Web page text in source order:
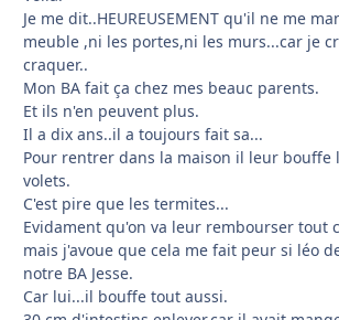
Je me dit..HEUREUSEMENT qu'il ne me
meuble ,ni les portes,ni les murs...car je
craquer..
Mon BA fait ça chez mes beauc parents.
Et ils n'en peuvent plus.
Il a dix ans..il a toujours fait sa...
Pour rentrer dans la maison il leur bouffe
volets.
C'est pire que les termites...
Evidament qu'on va leur rembourser tout
mais j'avoue que cela me fait peur si léo
notre BA Jesse.
Car lui...il bouffe tout aussi.